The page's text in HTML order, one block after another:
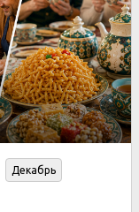
Декабрь